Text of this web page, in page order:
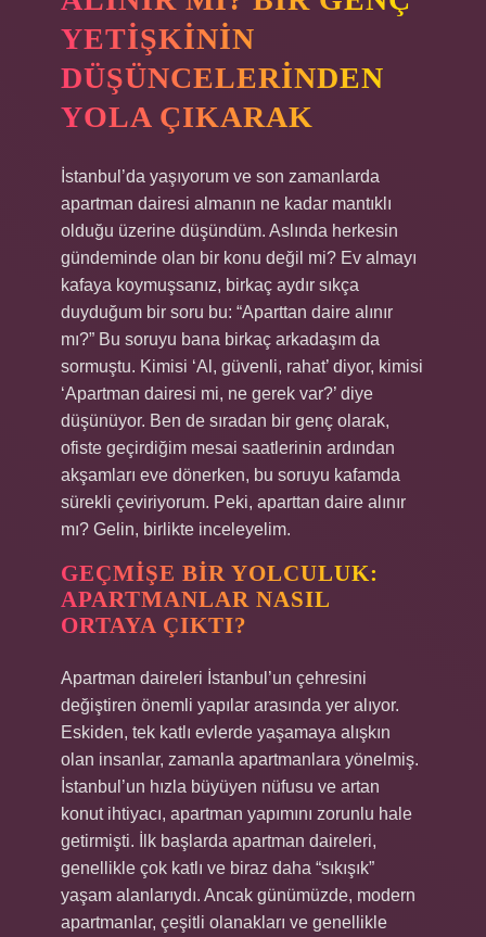
YETIŞKININ
DÜŞÜNCELERINDEN
YOLA ÇIKARAK
İstanbul’da yaşıyorum ve son zamanlarda
apartman dairesi almanın ne kadar mantıklı
olduğu üzerine düşündüm. Aslında herkesin
gündeminde olan bir konu değil mi? Ev almayı
kafaya koymuşsanız, birkaç aydır sıkça
duyduğum bir soru bu: “Aparttan daire alınır
mı?” Bu soruyu bana birkaç arkadaşım da
sormuştu. Kimisi ‘Al, güvenli, rahat’ diyor, kimisi
‘Apartman dairesi mi, ne gerek var?’ diye
düşünüyor. Ben de sıradan bir genç olarak,
ofiste geçirdiğim mesai saatlerinin ardından
akşamları eve dönerken, bu soruyu kafamda
sürekli çeviriyorum. Peki, aparttan daire alınır
mı? Gelin, birlikte inceleyelim.
GEÇMIŞE BIR YOLCULUK:
APARTMANLAR NASIL
ORTAYA ÇIKTI?
Apartman daireleri İstanbul’un çehresini
değiştiren önemli yapılar arasında yer alıyor.
Eskiden, tek katlı evlerde yaşamaya alışkın
olan insanlar, zamanla apartmanlara yönelmiş.
İstanbul’un hızla büyüyen nüfusu ve artan
konut ihtiyacı, apartman yapımını zorunlu hale
getirmişti. İlk başlarda apartman daireleri,
genellikle çok katlı ve biraz daha “sıkışık”
yaşam alanlarıydı. Ancak günümüzde, modern
apartmanlar, çeşitli olanakları ve genellikle